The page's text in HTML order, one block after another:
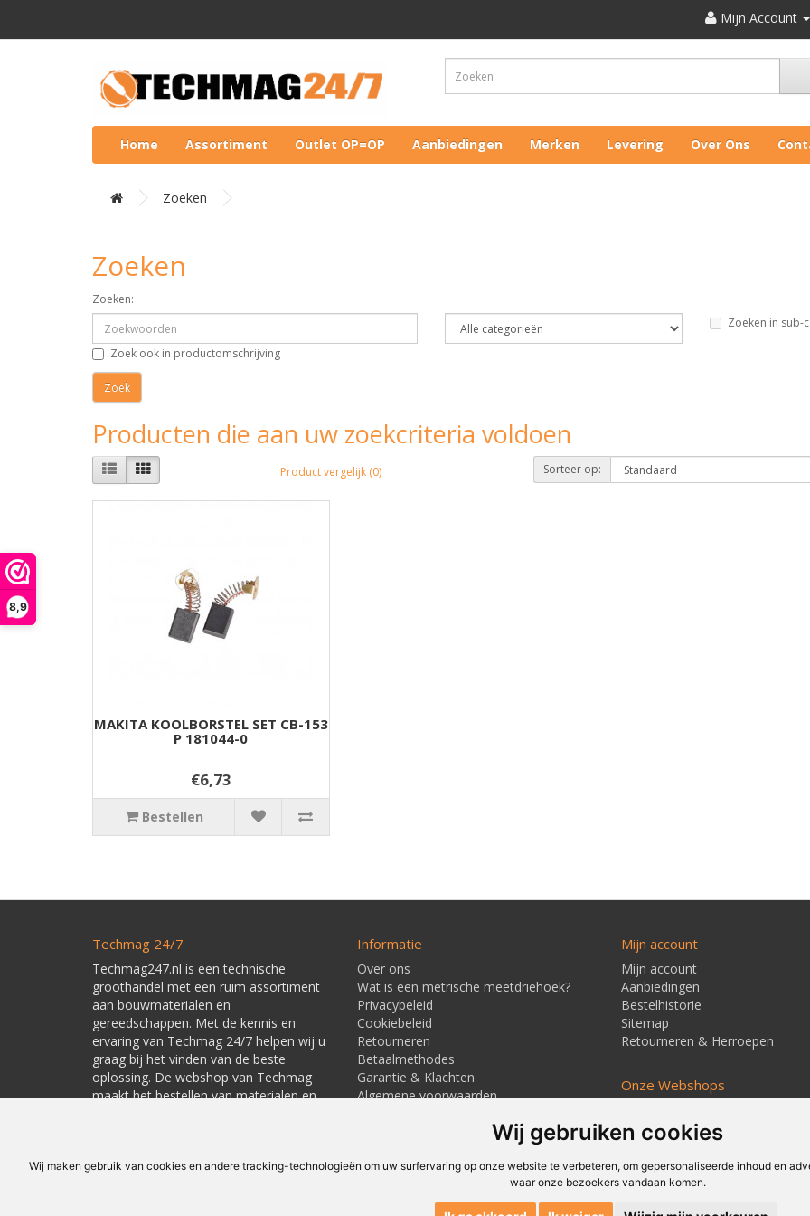
8,9
Wij gebruiken cookies
Wij maken gebruik van cookies en andere tracking-technologieën om uw surfervaring op onze website te verbeteren, om gepersonaliseerde inhoud en
waar onze bezoekers vandaan komen.
Mijn Account
Home Assortiment Outlet OP=OP Aanbiedingen Merken Levering Over Ons
Zoeken
Zoeken
Zoeken:
Zoeken in sub-
Zoek ook in productomschrijving
Producten die aan uw zoekcriteria voldoen
Product vergelijk (0) Sorteer op:
MAKITA KOOLBORSTEL SET CB-153
P 181044-0
€6,73
Bestellen
Techmag 24/7
Techmag247.nl is een technische
groothandel met een ruim assortiment
aan bouwmaterialen en
gereedschappen. Met de kennis en
ervaring van Techmag 24/7 helpen wij u
graag bij het vinden van de beste
oplossing. De webshop van Techmag
maakt het bestellen van materialen en
Informatie
Over ons
Wat is een metrische meetdriehoek?
Privacybeleid
Cookiebeleid
Retourneren
Betaalmethodes
Garantie & Klachten
Algemene voorwaarden
Mijn account
Mijn account
Aanbiedingen
Bestelhistorie
Sitemap
Retourneren & Herroepen
Onze Webshops
Techmagshop.nl
DEvuurwerkhandel.nl
Vuurwerkstaffel.nl